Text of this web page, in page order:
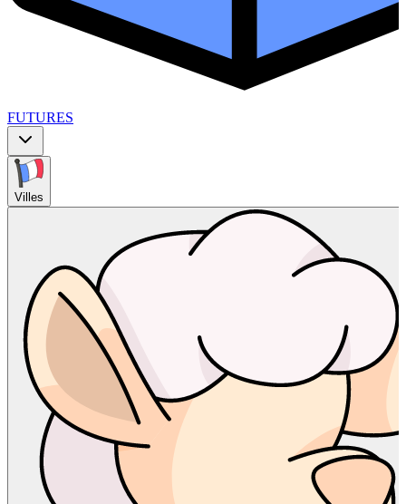
FUTURES
Villes